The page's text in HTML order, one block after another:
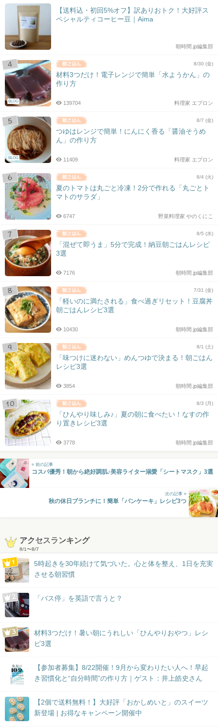
【送料込・初回5%オフ】訳ありおトク！大好評ス
ペシャルティコーヒー豆｜Aima
朝時間.jp編集部
BLOG
8/30 (金)
材料3つだけ！電子レンジで簡単「水ようかん」の
作り方
料理家 エプロン
139704
BLOG
8/7 (金)
つゆはレンジで簡単！にんにく香る「醤油そうめ
ん」の作り方
料理家 エプロン
11409
8/4 (火)
夏のトマトは丸ごと冷凍！2分で作れる「丸ごとト
マトのサラダ」
野菜料理家 やのくにこ
6747
8/5 (水)
「混ぜて即うま」5分で完成！納豆朝ごはんレシピ
3選
朝時間.jp編集部
7176
7/31 (金)
「軽いのに満たされる」食べ過ぎリセット！豆腐丼
朝ごはんレシピ3選
朝時間.jp編集部
10430
8/1 (土)
「味つけに迷わない」めんつゆで決まる！朝ごはん
レシピ3選
朝時間.jp編集部
3854
8/3 (月)
「ひんやり味しみ♪」夏の朝に食べたい！なすの作
り置きレシピ3選
朝時間.jp編集部
3778
« 前の記事
コスパ優秀！朝から絶好調肌♪美容ライター溺愛「シートマスク」3選
次の記事 »
秋の休日ブランチに！簡単「パンケーキ」レシピ3つ
アクセスランキング
8/1〜8/7
5時起きを30年続けて気づいた。心と体を整え、1日を充実
させる朝習慣
「バス停」を英語で言うと？
材料3つだけ！暑い朝にうれしい「ひんやりおやつ」レシ
ピ3選
【参加者募集】8/22開催！9月から変わりたい人へ！早起
き習慣化と“自分時間”の作り方｜ゲスト：井上皓史さん
【2個で送料無料！】大好評「おかしめいと」のスイーツ
新登場 | お得なキャンペーン開催中